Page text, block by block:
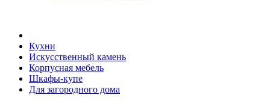
Кухни
Искусственный камень
Корпусная мебель
Шкафы-купе
Для загородного дома